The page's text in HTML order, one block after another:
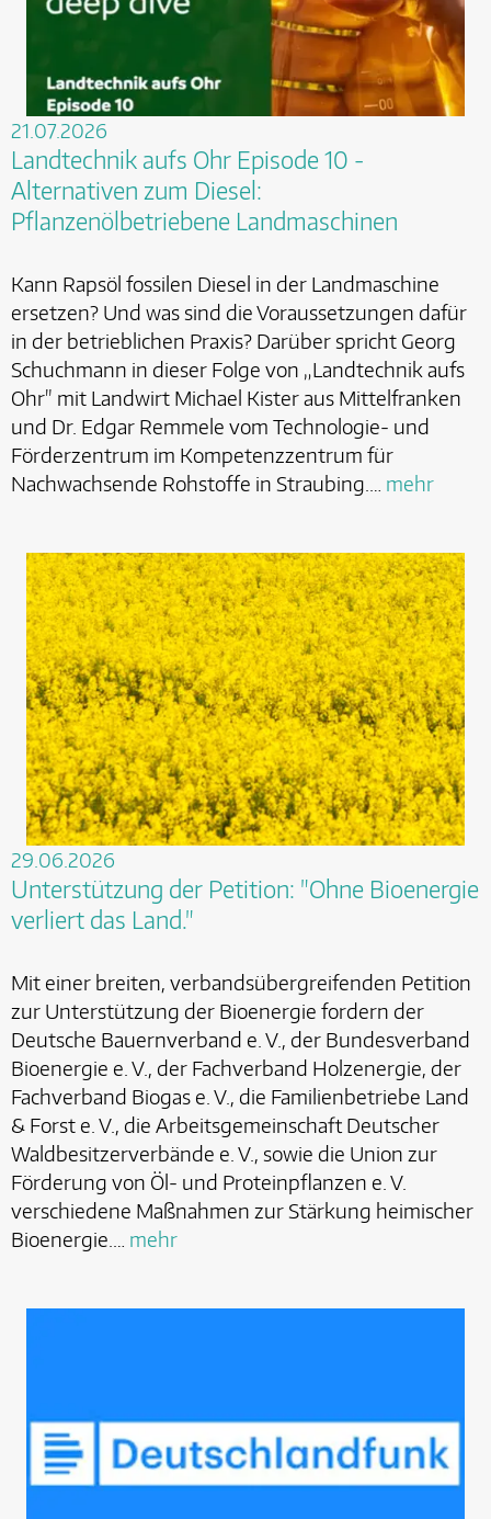
21.07.2026
Landtechnik aufs Ohr Episode 10 -
Alternativen zum Diesel:
Pflanzenölbetriebene Landmaschinen
Kann Rapsöl fossilen Diesel in der Landmaschine
ersetzen? Und was sind die Voraussetzungen dafür
in der betrieblichen Praxis? Darüber spricht Georg
Schuchmann in dieser Folge von „Landtechnik aufs
Ohr" mit Landwirt Michael Kister aus Mittelfranken
und Dr. Edgar Remmele vom Technologie- und
Förderzentrum im Kompetenzzentrum für
Nachwachsende Rohstoffe in Straubing.… mehr
29.06.2026
Unterstützung der Petition: "Ohne Bioenergie
verliert das Land."
Mit einer breiten, verbandsübergreifenden Petition
zur Unterstützung der Bioenergie fordern der
Deutsche Bauernverband e. V., der Bundesverband
Bioenergie e. V., der Fachverband Holzenergie, der
Fachverband Biogas e. V., die Familienbetriebe Land
& Forst e. V., die Arbeitsgemeinschaft Deutscher
Waldbesitzerverbände e. V., sowie die Union zur
Förderung von Öl- und Proteinpflanzen e. V.
verschiedene Maßnahmen zur Stärkung heimischer
Bioenergie.… mehr